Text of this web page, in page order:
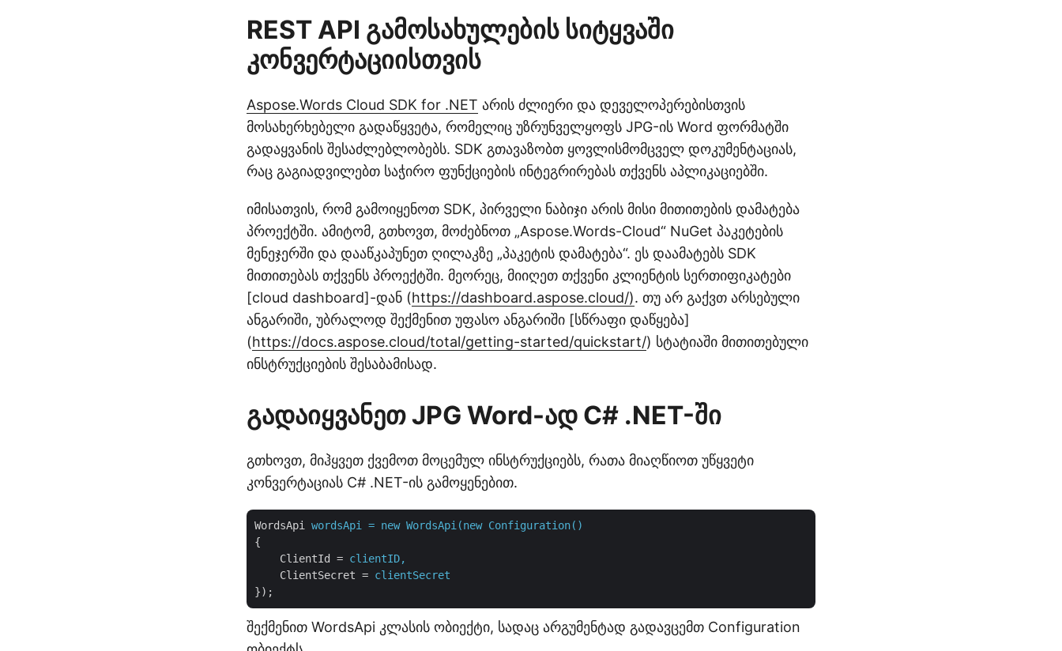
REST API გამოსახულების სიტყვაში
კონვერტაციისთვის
Aspose.Words Cloud SDK for .NET არის ძლიერი და დეველოპერებისთვის
მოსახერხებელი გადაწყვეტა, რომელიც უზრუნველყოფს JPG-ის Word ფორმატში
გადაყვანის შესაძლებლობებს. SDK გთავაზობთ ყოვლისმომცველ დოკუმენტაციას,
რაც გაგიადვილებთ საჭირო ფუნქციების ინტეგრირებას თქვენს აპლიკაციებში.
იმისათვის, რომ გამოიყენოთ SDK, პირველი ნაბიჯი არის მისი მითითების დამატება
პროექტში. ამიტომ, გთხოვთ, მოძებნოთ „Aspose.Words-Cloud“ NuGet პაკეტების
მენეჯერში და დააწკაპუნეთ ღილაკზე „პაკეტის დამატება“. ეს დაამატებს SDK
მითითებას თქვენს პროექტში. მეორეც, მიიღეთ თქვენი კლიენტის სერთიფიკატები
[cloud dashboard]-დან (https://dashboard.aspose.cloud/). თუ არ გაქვთ არსებული
ანგარიში, უბრალოდ შექმენით უფასო ანგარიში [სწრაფი დაწყება]
(https://docs.aspose.cloud/total/getting-started/quickstart/) სტატიაში მითითებული
ინსტრუქციების შესაბამისად.
გადაიყვანეთ JPG Word-ად C# .NET-ში
გთხოვთ, მიჰყვეთ ქვემოთ მოცემულ ინსტრუქციებს, რათა მიაღწიოთ უწყვეტი
კონვერტაციას C# .NET-ის გამოყენებით.
WordsApi
wordsApi = new WordsApi(new Configuration()
{
ClientId
= clientID,
ClientSecret = clientSecret
});
შექმენით WordsApi კლასის ობიექტი, სადაც არგუმენტად გადავცემთ Configuration